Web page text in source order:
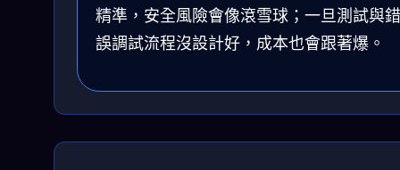
精準，安全風險會像滾雪球；一旦測試與錯
誤調試流程沒設計好，成本也會跟著爆。